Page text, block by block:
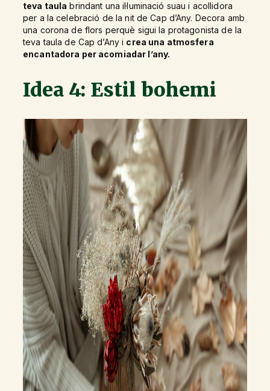
teva taula brindant una il·luminació suau i acollidora
per a la celebració de la nit de Cap d’Any. Decora amb
una corona de flors perquè sigui la protagonista de la
teva taula de Cap d’Any i crea una atmosfera
encantadora per acomiadar l’any.
Idea 4: Estil bohemi